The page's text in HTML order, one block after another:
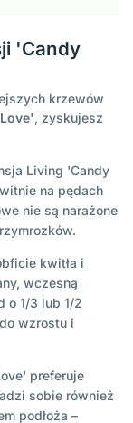
'Candy
krzewów
, zyskujesz
Living 'Candy
na pędach
nie są narażone
kwitła i
wczesną
o 1/3 lub 1/2
wzrostu i
preferuje
sobie również
podłoża –